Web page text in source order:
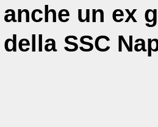
anche un ex
della SSC